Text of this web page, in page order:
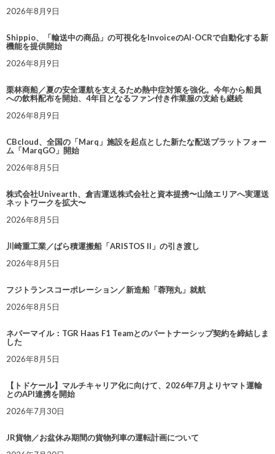
2026年8月9日
Shippio、「輸送中の商品」の可視化をInvoiceのAI-OCRで自動化する新
機能を提供開始
2026年8月9日
栗林商船／夏の安全運航を支えるため熱中症対策を強化。今年から船員
への飲料配布を開始、4年目となるファン付き作業服の支給も継続
2026年8月9日
CBcloud、全国の「Marq」施設を起点とした新たな配送プラットフォー
ム「MarqGO」開始
2026年8月5日
株式会社Univearth、倉吉運送株式会社と資本提携〜山陰エリアへ実運送
ネットワークを拡大〜
2026年8月5日
川崎重工業／ばら積運搬船「ARISTOS II」の引き渡し
2026年8月5日
フジトランスコーポレーション／新造船「蓉翔丸」就航
2026年8月5日
ネバーマイル：TGR Haas F1 Teamとのパートナーシップ契約を締結しま
した
2026年8月5日
【トドケール】マルチキャリア化に向けて、2026年7月よりヤマト運輸
とのAPI連携を開始
2026年7月30日
JR貨物／お盆休み期間の貨物列車の運転計画について